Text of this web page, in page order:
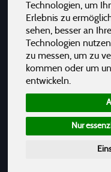
Technologien, um
Erlebnis zu
sehen, besser an
Technologien
zu messen, um zu
kommen oder um
entwickeln.
Nur
Hersteller